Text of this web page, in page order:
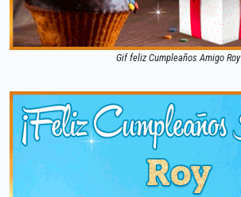
Gif feliz Cumpleaños Amigo Roy